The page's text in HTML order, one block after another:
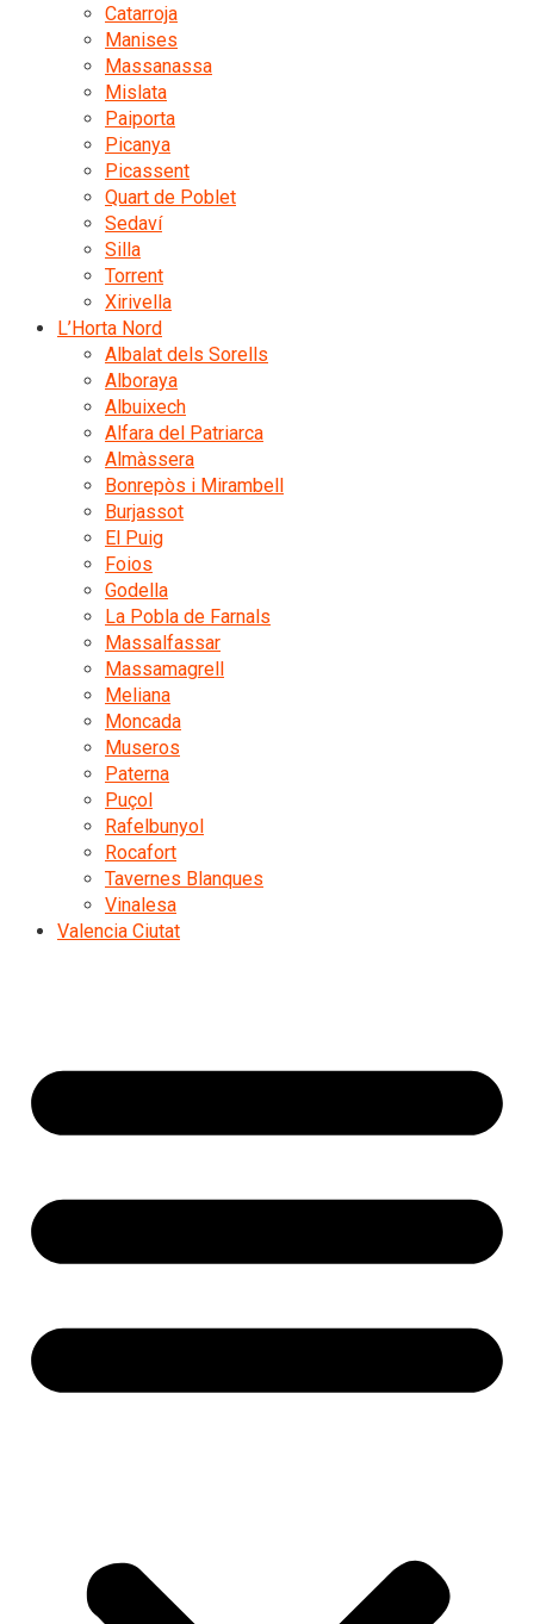
Catarroja
Manises
Massanassa
Mislata
Paiporta
Picanya
Picassent
Quart de Poblet
Sedaví
Silla
Torrent
Xirivella
L’Horta Nord
Albalat dels Sorells
Alboraya
Albuixech
Alfara del Patriarca
Almàssera
Bonrepòs i Mirambell
Burjassot
El Puig
Foios
Godella
La Pobla de Farnals
Massalfassar
Massamagrell
Meliana
Moncada
Museros
Paterna
Puçol
Rafelbunyol
Rocafort
Tavernes Blanques
Vinalesa
Valencia Ciutat